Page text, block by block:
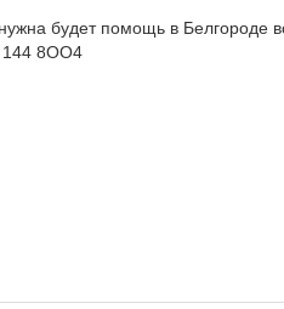
будет помощь в Белгороде
144 8ОО4